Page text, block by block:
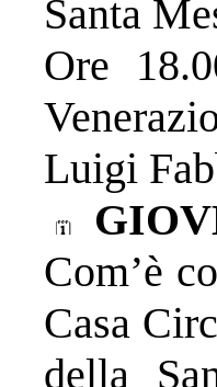
Santa
Ore
Luigi
Com’è
Casa
della